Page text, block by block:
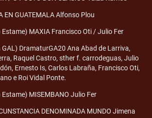
EN GUATEMALA Alfonso Plou
Estame) MAXIA Francisco Oti / Julio Fer
GAL) DramaturGA20 Ana Abad de Larriva,
Raquel Castro, sther f. carrodeguas, Julio
Ernesto Is, Carlos Labraña, Francisco Oti,
e Roi Vidal Ponte.
MISEMBANO Julio Fer
DENOMINADA MUNDO Jimena